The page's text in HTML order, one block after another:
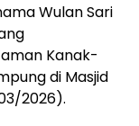
Wulan Sari
Kanak-
di Masjid
2026).